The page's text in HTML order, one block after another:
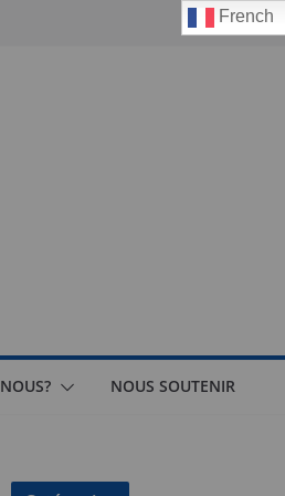
NOUS SOUTENIR
French